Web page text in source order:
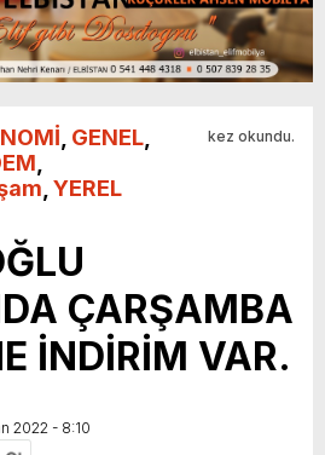
GENEL
YEREL
kez okundu.
ÇARŞAMBA
İNDİRİM VAR.
2022 - 8:10